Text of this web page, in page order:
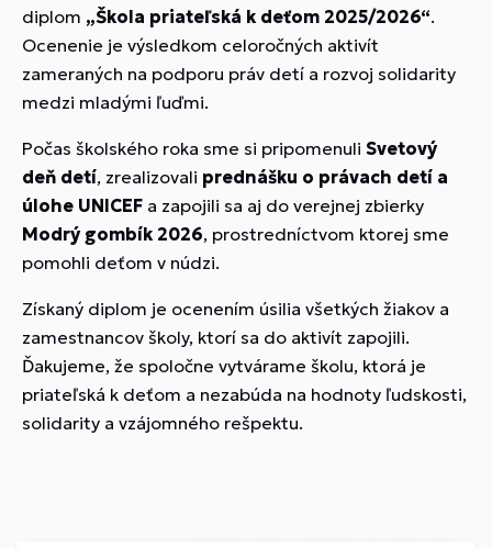
diplom „Škola priateľská k deťom 2025/2026“.
Ocenenie je výsledkom celoročných aktivít
zameraných na podporu práv detí a rozvoj solidarity
medzi mladými ľuďmi.
Počas školského roka sme si pripomenuli Svetový
deň detí, zrealizovali prednášku o právach detí a
úlohe UNICEF a zapojili sa aj do verejnej zbierky
Modrý gombík 2026, prostredníctvom ktorej sme
pomohli deťom v núdzi.
Získaný diplom je ocenením úsilia všetkých žiakov a
zamestnancov školy, ktorí sa do aktivít zapojili.
Ďakujeme, že spoločne vytvárame školu, ktorá je
priateľská k deťom a nezabúda na hodnoty ľudskosti,
solidarity a vzájomného rešpektu.